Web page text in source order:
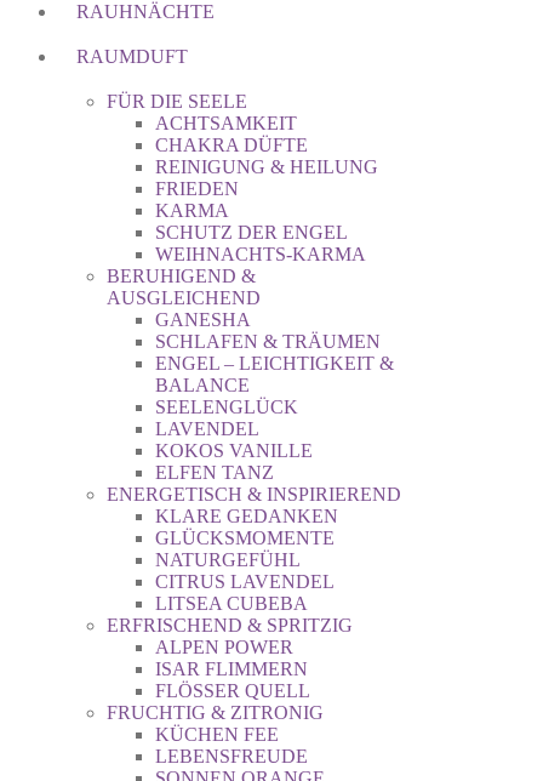
RAUHNÄCHTE
RAUMDUFT
FÜR DIE SEELE
ACHTSAMKEIT
CHAKRA DÜFTE
REINIGUNG & HEILUNG
FRIEDEN
KARMA
SCHUTZ DER ENGEL
WEIHNACHTS-KARMA
BERUHIGEND &
AUSGLEICHEND
GANESHA
SCHLAFEN & TRÄUMEN
ENGEL – LEICHTIGKEIT &
BALANCE
SEELENGLÜCK
LAVENDEL
KOKOS VANILLE
ELFEN TANZ
ENERGETISCH & INSPIRIEREND
KLARE GEDANKEN
GLÜCKSMOMENTE
NATURGEFÜHL
CITRUS LAVENDEL
LITSEA CUBEBA
ERFRISCHEND & SPRITZIG
ALPEN POWER
ISAR FLIMMERN
FLÖSSER QUELL
FRUCHTIG & ZITRONIG
KÜCHEN FEE
LEBENSFREUDE